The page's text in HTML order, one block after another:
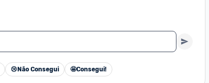
😢 Não Consegui 🤩Consegui!